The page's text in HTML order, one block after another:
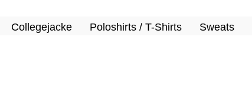
Collegejacke Poloshirts / T-Shirts Sweats